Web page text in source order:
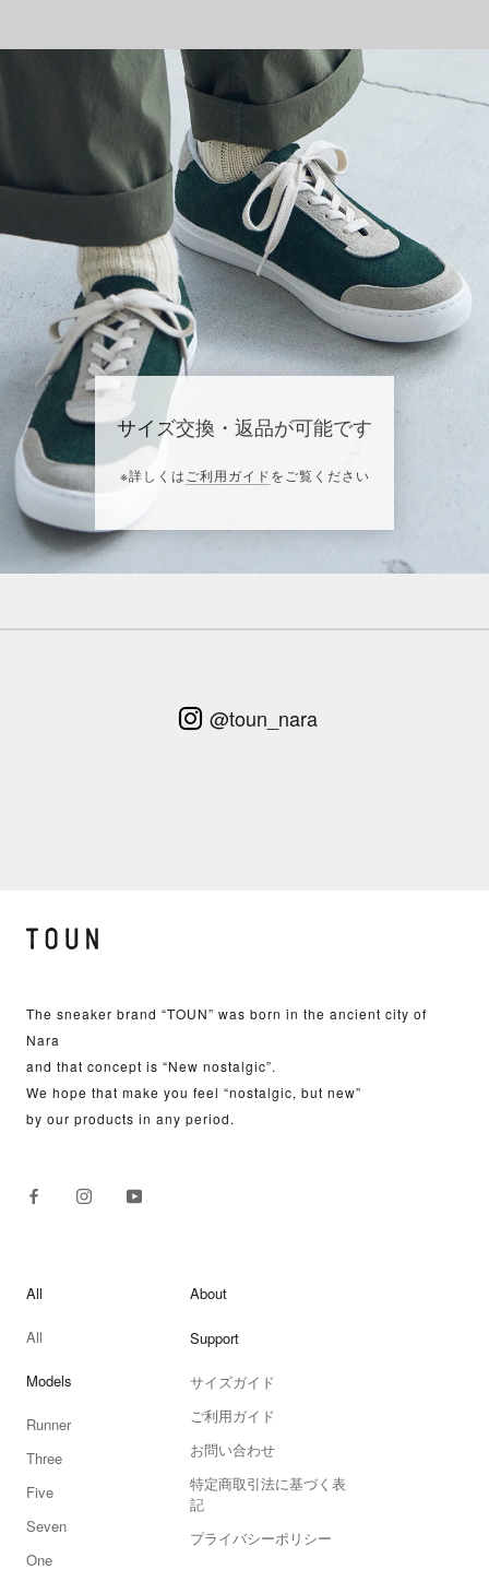
サイズ交換・返品が可能です
※詳しくは ご利用ガイドをご覧ください
@toun_nara
The sneaker brand “TOUN” was born in the ancient city of
Nara
and that concept is “New nostalgic”.
We hope that make you feel “nostalgic, but new”
by our products in any period.
All
All
Models
Runner
Three
Five
Seven
One
About
Support
サイズガイド
ご利用ガイド
お問い合わせ
特定商取引法に基づく表
記
プライバシーポリシー